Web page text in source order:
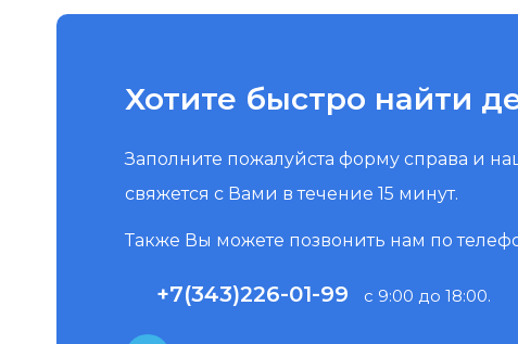
Хотите быстро найти
Заполните пожалуйста форму справа и
свяжется с Вами в течение 15 минут.
Также Вы можете позвонить нам по
+7(343)226-01-99 с 9:00 до 18:00.